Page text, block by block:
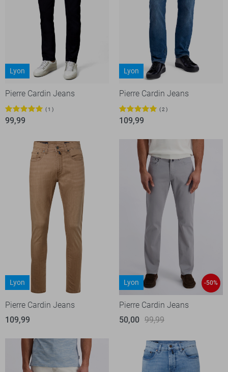
Lyon
Pierre Cardin Jeans
1
99,99
Lyon
Pierre Cardin Jeans
2
109,99
Lyon
Pierre Cardin Jeans
109,99
Lyon -50%
Pierre Cardin Jeans
50,00 99,99